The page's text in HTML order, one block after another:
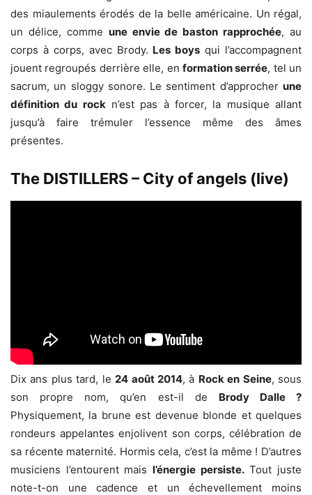
des miaulements érodés de la belle américaine. Un régal,
un délice, comme une envie de baston rapprochée, au
corps à corps, avec Brody. Les boys qui l’accompagnent
jouent regroupés derrière elle, en formation serrée, tel un
sacrum, un sloggy sonore. Le sentiment d’approcher une
définition du rock n’est pas à forcer, la musique allant
jusqu’à faire trémuler l’essence même des âmes
présentes.
The DISTILLERS – City of angels (live)
Dix ans plus tard, le 24 août 2014, à Rock en Seine, sous
son propre nom, qu’en est-il de Brody Dalle ?
Physiquement, la brune est devenue blonde et quelques
rondeurs appelantes enjolivent son corps, célébration de
sa récente maternité. Hormis cela, c’est la même ! D’autres
musiciens l’entourent mais l’énergie persiste.Tout juste
note-t-on une cadence et un échevellement moins